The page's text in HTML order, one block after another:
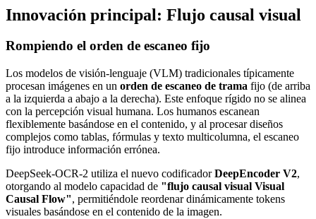
Innovación principal: Flujo causal visual
Rompiendo el orden de escaneo fijo
Los modelos de visión-lenguaje (VLM) tradicionales típicamente
procesan imágenes en un orden de escaneo de trama fijo (de arriba
a la izquierda a abajo a la derecha). Este enfoque rígido no se alinea
con la percepción visual humana. Los humanos escanean
flexiblemente basándose en el contenido, y al procesar diseños
complejos como tablas, fórmulas y texto multicolumna, el escaneo
fijo introduce información errónea.
DeepSeek-OCR-2 utiliza el nuevo codificadorDeepEncoder V2,
otorgando al modelo capacidad de "flujo causal visual Visual
Causal Flow", permitiéndole reordenar dinámicamente tokens
visuales basándose en el contenido de la imagen.